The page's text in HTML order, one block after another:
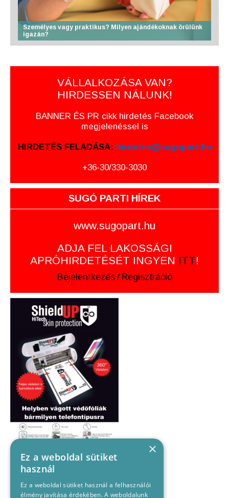
Személyes vagy praktikus? Milyen ajándékoknak örülünk
igazán?
VÁLLALKOZÁSA VAN?
HIRDESSEN NÁLUNK!
BANNER ÉS PR cikk hirdetés Facebook
megjelenéssel is
HIRDETÉS FELADÁSA: hirdetes@sugopart.hu
+36-30/330-3030
SUGÓ PARTI HÍREK
www.sugopart.hu
ADJA FEL LAKOSSÁGI
APRÓHIRDETÉSÉT INGYEN ITT!
Bejelentkezés / Regisztráció
×
Ez a weboldal sütiket
használ
Ez a weboldal sütiket használ a felhasználói
élmény javítása érdekében. A weboldalunk